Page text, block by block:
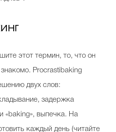
этот термин, то, что он
Procrastibaking
двух слов:
задержка
«baking», выпечка. На
каждый день (читайте